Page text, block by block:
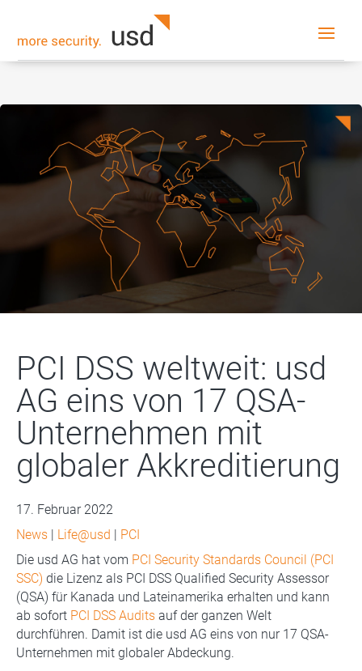
PCI DSS weltweit: usd
AG eins von 17 QSA-
Unternehmen mit
globaler Akkreditierung
17. Februar 2022
News | Life@usd | PCI
Die usd AG hat vom PCI Security Standards Council (PCI
SSC) die Lizenz als PCI DSS Qualified Security Assessor
(QSA) für Kanada und Lateinamerika erhalten und kann
ab sofort PCI DSS Audits auf der ganzen Welt
durchführen. Damit ist die usd AG eins von nur 17 QSA-
Unternehmen mit globaler Abdeckung.